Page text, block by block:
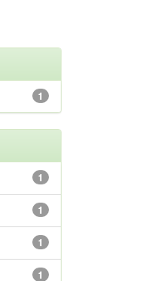
1
1
1
1
1